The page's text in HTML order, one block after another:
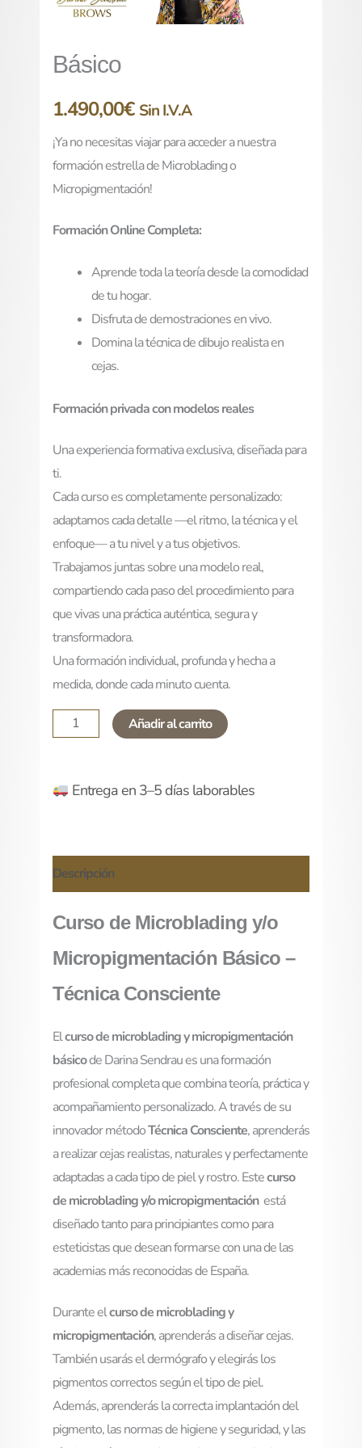
Básico
1.490,00€ Sin I.V.A
¡Ya no necesitas viajar para acceder a nuestra
formación estrella de Microblading o
Micropigmentación!
Formación Online Completa:
Aprende toda la teoría desde la comodidad
de tu hogar.
Disfruta de demostraciones en vivo.
Domina la técnica de dibujo realista en
cejas.
Formación privada con modelos reales
Una experiencia formativa exclusiva, diseñada para
ti.
Cada curso es completamente personalizado:
adaptamos cada detalle —el ritmo, la técnica y el
enfoque— a tu nivel y a tus objetivos.
Trabajamos juntas sobre una modelo real,
compartiendo cada paso del procedimiento para
que vivas una práctica auténtica, segura y
transformadora.
Una formación individual, profunda y hecha a
medida, donde cada minuto cuenta.
Añadir al carrito
Entrega en 3–5 días laborables
Descripción
Curso de Microblading y/o
Micropigmentación Básico –
Técnica Consciente
Elcurso de microblading y micropigmentación
básicode Darina Sendrau es una formación
profesional completa que combina teoría, práctica y
acompañamiento personalizado. A través de su
innovador métodoTécnica Consciente, aprenderás
a realizar cejas realistas, naturales y perfectamente
adaptadas a cada tipo de piel y rostro. Estecurso
de microblading y/o micropigmentación está
diseñado tanto para principiantes como para
esteticistas que desean formarse con una de las
academias más reconocidas de España.
Durante elcurso de microblading y
micropigmentación, aprenderás a diseñar cejas.
También usarás el dermógrafo y elegirás los
pigmentos correctos según el tipo de piel.
Además, aprenderás la correcta implantación del
pigmento, las normas de higiene y seguridad, y las